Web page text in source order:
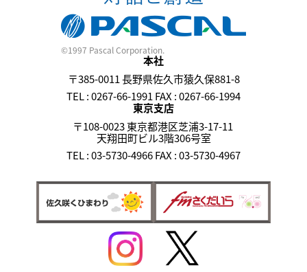
©1997 Pascal Corporation.
本社
〒385-0011 長野県佐久市猿久保881-8
TEL : 0267-66-1991 FAX : 0267-66-1994
東京支店
〒108-0023 東京都港区芝浦3-17-11
天翔田町ビル3階306号室
TEL : 03-5730-4966 FAX : 03-5730-4967